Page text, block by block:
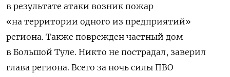
в результате атаки возник пожар
«на территории одного из предприятий»
региона. Также поврежден частный дом
в Большой Туле. Никто не пострадал, заверил
глава региона. Всего за ночь силы ПВО